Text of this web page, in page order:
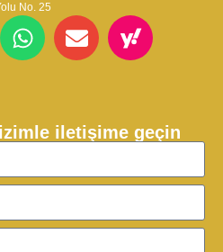
No. 25
iletişime geçin